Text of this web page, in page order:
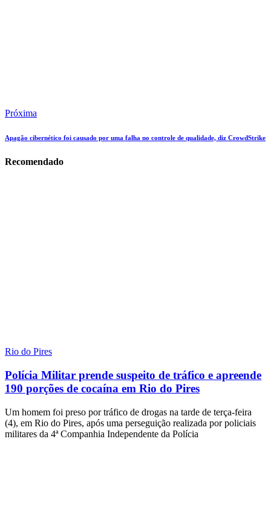
Próxima
Apagão cibernético foi causado por uma falha no controle de qualidade, diz CrowdStrike
Recomendado
Rio do Pires
Polícia Militar prende suspeito de tráfico e apreende
190 porções de cocaína em Rio do Pires
Um homem foi preso por tráfico de drogas na tarde de terça-feira
(4), em Rio do Pires, após uma perseguição realizada por policiais
militares da 4ª Companhia Independente da Polícia